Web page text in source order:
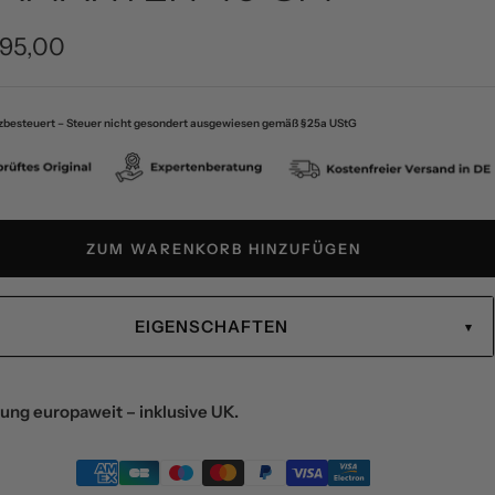
– Steuer nicht gesondert ausgewiesen gemäß § 25a UStG
ZUM WARENKORB HINZUFÜGEN
EIGENSCHAFTEN
europaweit – inklusive UK.